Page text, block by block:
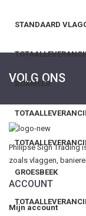
STANDAARD
BOXMEER
GROESBEEK
VOLG ONS
Philipse Sign Trading
zoals vlaggen,
ACCOUNT
Mijn account